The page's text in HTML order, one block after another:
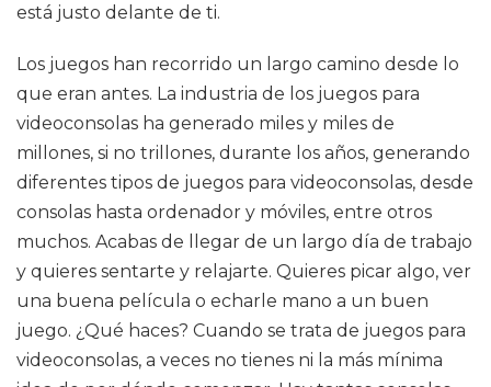
está justo delante de ti.
Los juegos han recorrido un largo camino desde lo
que eran antes. La industria de los juegos para
videoconsolas ha generado miles y miles de
millones, si no trillones, durante los años, generando
diferentes tipos de juegos para videoconsolas, desde
consolas hasta ordenador y móviles, entre otros
muchos. Acabas de llegar de un largo día de trabajo
y quieres sentarte y relajarte. Quieres picar algo, ver
una buena película o echarle mano a un buen
juego. ¿Qué haces? Cuando se trata de juegos para
videoconsolas, a veces no tienes ni la más mínima